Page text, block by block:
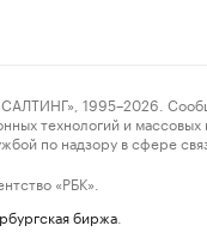
1995–2026.
технологий и
по надзору в сфере
«РБК».
биржа